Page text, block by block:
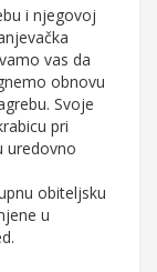
i njegovoj
vas da
obnovu
Svoje
pri
uredovno
obiteljsku
u